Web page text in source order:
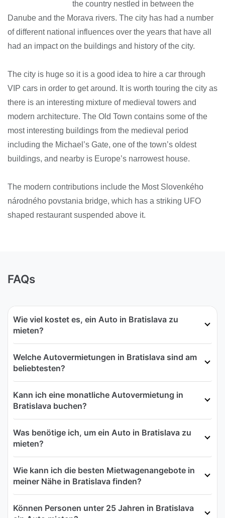
the country nestled in between the
Danube and the Morava rivers. The city has had a number
of different national influences over the years that have all
had an impact on the buildings and history of the city.
The city is huge so it is a good idea to hire a car through
VIP cars in order to get around. It is worth touring the city as
there is an interesting mixture of medieval towers and
modern architecture. The Old Town contains some of the
most interesting buildings from the medieval period
including the Michael’s Gate, one of the town’s oldest
buildings, and nearby is Europe’s narrowest house.
The modern contributions include the Most Slovenkého
národného povstania bridge, which has a striking UFO
shaped restaurant suspended above it.
FAQs
Wie viel kostet es, ein Auto in Bratislava zu
mieten?
Welche Autovermietungen in Bratislava sind am
beliebtesten?
Kann ich eine monatliche Autovermietung in
Bratislava buchen?
Was benötige ich, um ein Auto in Bratislava zu
mieten?
Wie kann ich die besten Mietwagenangebote in
meiner Nähe in Bratislava finden?
Können Personen unter 25 Jahren in Bratislava